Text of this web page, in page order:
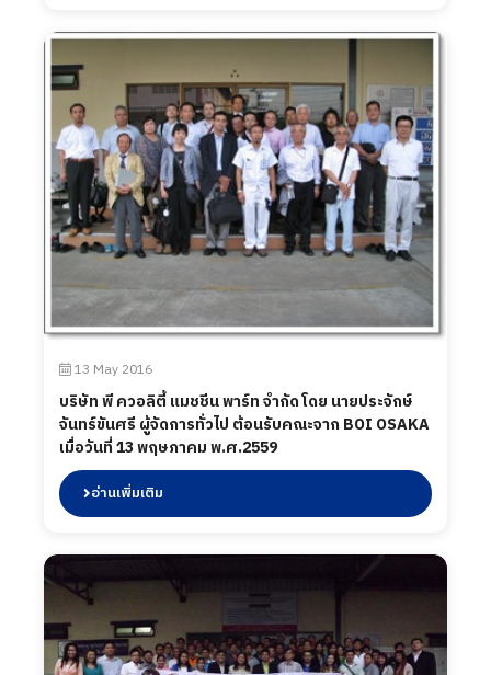
13 May 2016
บริษัท พี ควอลิตี้ แมชชีน พาร์ท จำกัด โดย นายประจักษ์
จันทร์ขันศรี ผู้จัดการทั่วไป ต้อนรับคณะจาก BOI OSAKA
เมื่อวันที่ 13 พฤษภาคม พ.ศ.2559
อ่านเพิ่มเติม